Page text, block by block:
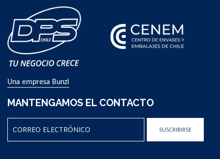
Una empresa Bunzl
MANTENGAMOS EL CONTACTO
SUSCRIBIRSE